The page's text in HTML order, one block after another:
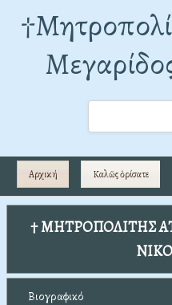
Αρχική Καλῶς ὁρίσατε
† ΜΗΤΡΟΠΟΛΙΤΗΣ
Βιογραφικό